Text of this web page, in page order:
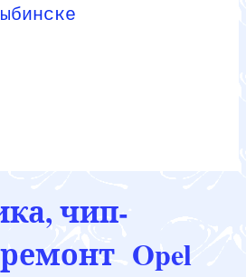
чип-
Opel